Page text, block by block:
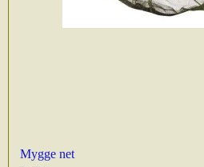
Mygge net